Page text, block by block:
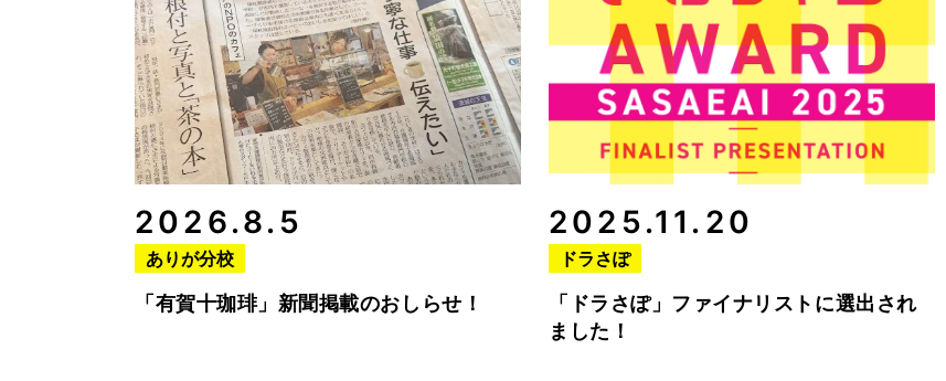
2026.8.5
ありが分校
「有賀十珈琲」新聞掲載のおしらせ！
2025.11.20
ドラさぽ
「ドラさぽ」ファイナリストに選出され
ました！